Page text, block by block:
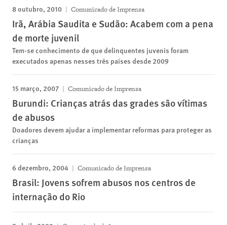
8 outubro, 2010 Comunicado de Imprensa
Irã, Arábia Saudita e Sudão: Acabem com a pena
de morte juvenil
Tem-se conhecimento de que delinquentes juvenis foram
executados apenas nesses três países desde 2009
15 março, 2007 Comunicado de Imprensa
Burundi: Crianças atrás das grades são vítimas
de abusos
Doadores devem ajudar a implementar reformas para proteger as
crianças
6 dezembro, 2004 Comunicado de Imprensa
Brasil: Jovens sofrem abusos nos centros de
internação do Rio